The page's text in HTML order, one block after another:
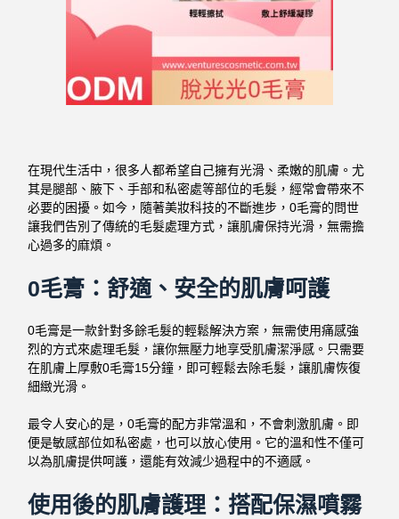
在現代生活中，很多人都希望自己擁有光滑、柔嫩的肌膚。尤
其是腿部、腋下、手部和私密處等部位的毛髮，經常會帶來不
必要的困擾。如今，隨著美妝科技的不斷進步，0毛膏的問世
讓我們告別了傳統的毛髮處理方式，讓肌膚保持光滑，無需擔
心過多的麻煩。
0毛膏：舒適、安全的肌膚呵護
0毛膏是一款針對多餘毛髮的輕鬆解決方案，無需使用痛感強
烈的方式來處理毛髮，讓你無壓力地享受肌膚潔淨感。只需要
在肌膚上厚敷0毛膏15分鐘，即可輕鬆去除毛髮，讓肌膚恢復
細緻光滑。
最令人安心的是，0毛膏的配方非常溫和，不會刺激肌膚。即
便是敏感部位如私密處，也可以放心使用。它的溫和性不僅可
以為肌膚提供呵護，還能有效減少過程中的不適感。
使用後的肌膚護理：搭配保濕噴霧